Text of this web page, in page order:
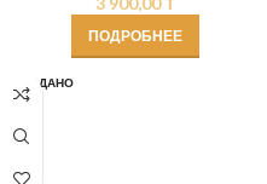
ПОДРОБНЕЕ
ПРОДАНО